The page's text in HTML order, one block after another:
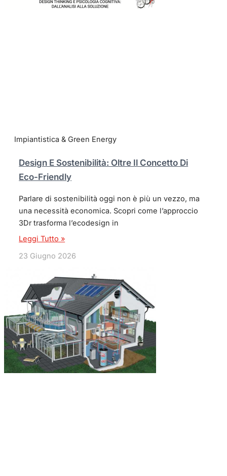
Impiantistica & Green Energy
Design E Sostenibilità: Oltre Il Concetto Di
Eco-Friendly
Parlare di sostenibilità oggi non è più un vezzo, ma
una necessità economica. Scopri come l’approccio
3Dr trasforma l’ecodesign in
Leggi Tutto »
23 Giugno 2026